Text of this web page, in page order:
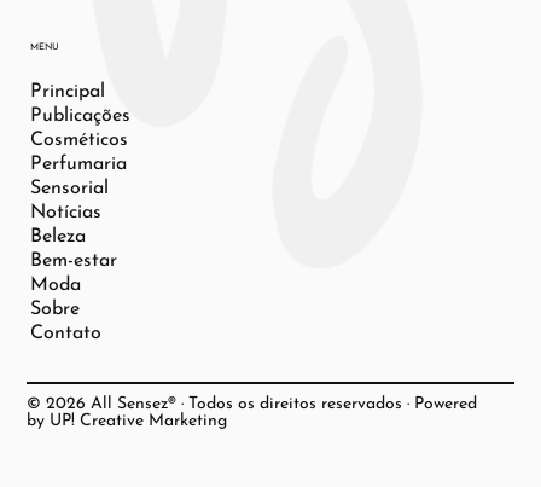
MENU
Principal
Publicações
Cosméticos
Perfumaria
Sensorial
Notícias
Beleza
Bem-estar
Moda
Sobre
Contato
© 2026 All Sensez® · Todos os direitos reservados · Powered
by UP! Creative Marketing